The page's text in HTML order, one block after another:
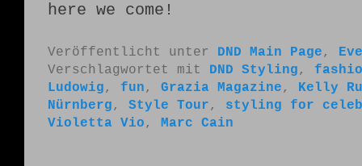
here we come!
Veröffentlicht unter DND Main Page,
Verschlagwortet mit
DND Styling,
Ludowig, fun‬, Grazia Magazine‬, Kelly
Nürnberg, Style Tour‬‪, styling for
Violetta Vio, ‎Marc Cain